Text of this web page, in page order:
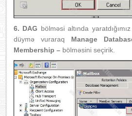
6. DAG bölməsi altında
düymə vuraraq Manage
Membership – bölməsini seçirik.